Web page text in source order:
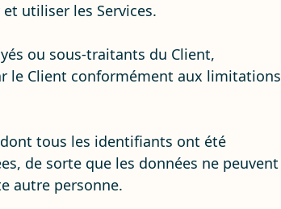
utiliser les Services.
ou sous-traitants du Client,
le Client conformément aux limitations
tous les identifiants ont été
de sorte que les données ne peuvent
autre personne.